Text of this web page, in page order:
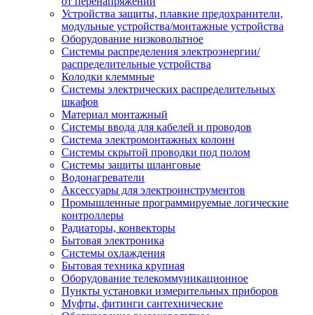
Устройства защиты, плавкие предохранители,
модульные устройства/монтажные устройства
Оборудование низковольтное
Системы распределения электроэнергии/
распределительные устройства
Колодки клеммные
Системы электрических распределительных
шкафов
Материал монтажный
Системы ввода для кабелей и проводов
Система электромонтажных колонн
Системы скрытой проводки под полом
Системы защиты шланговые
Водонагреватели
Аксессуары для электроинструментов
Промышленные программируемые логические
контроллеры
Радиаторы, конвекторы
Бытовая электроника
Системы охлаждения
Бытовая техника крупная
Оборудование телекоммуникационное
Пункты установки измерительных приборов
Муфты, фитинги сантехнические